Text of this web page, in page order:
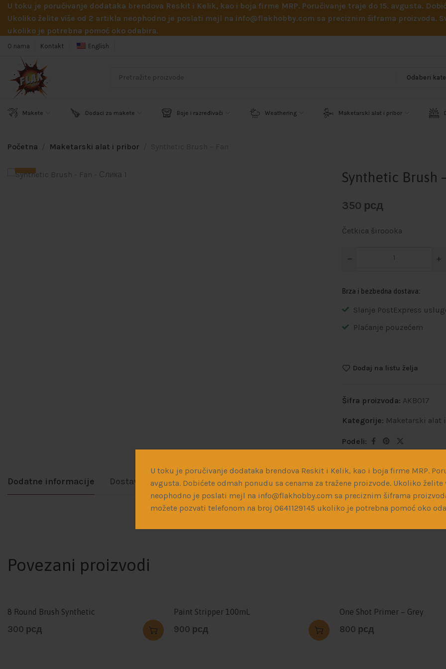
U toku je poručivanje dodataka brendova Reskit i Kelik, kao i boja firme MRP.
avgusta. Dobićete odmah ponudu sa cenama za tražene proizvode. Ukoliko
neophodno je poslati mejl na info@flakhobby.com sa preciznim šiframa
možete pozvati telefonom na broj 0641129145 ukoliko je potrebna pomoć oko
U toku je poručivanje dodataka brendova Reskit i Kelik, kao i boja firme MRP. Poručivanje traje do 15. avgusta.
Ukoliko želite više od 2 artikla neophodno je poslati mejl na info@flakhobby.com sa preciznim šiframa proizvoda.
ukoliko je potrebna pomoć oko odabira.
O nama Kontakt English
Makete Dodaci za makete Boje i razređivači Weathering Maketarski alat i pribor
Početna Maketarski alat i pribor
Synthetic Brush
350 рсд
Četkica široooka
Brza i bezbedna dostava:
Slanje PostExpress
Plaćanje pouzećem
Dodaj na listu želja
Šifra proizvoda: AKB017
Kategorije: Maketarski alat
Podeli:
Dodatne informacije Dostava
Povezani proizvodi
8 Round Brush Synthetic
300 рсд
Paint Stripper 100mL
900 рсд
One Shot Primer – Grey
800 рсд